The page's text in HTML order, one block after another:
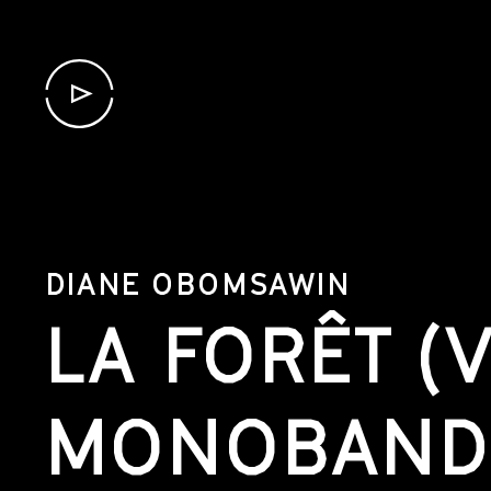
DIANE OBOMSAWIN
LA FORÊT